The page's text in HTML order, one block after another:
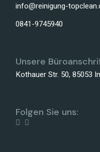
info@reinigung-
0841-9745940
Unsere
Kothauer Str. 50, 85053
Folgen Sie uns: